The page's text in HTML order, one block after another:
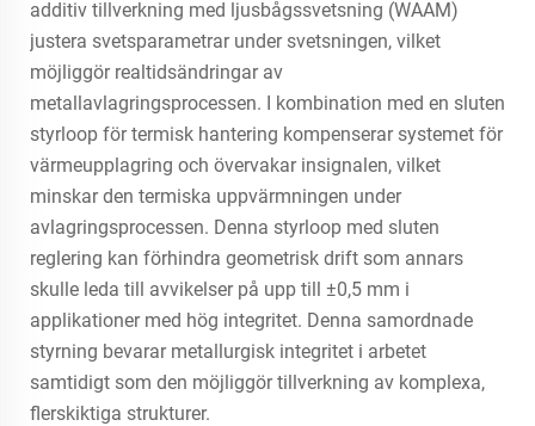
additiv tillverkning med ljusbågssvetsning (WAAM)
justera svetsparametrar under svetsningen, vilket
möjliggör realtidsändringar av
metallavlagringsprocessen. I kombination med en sluten
styrloop för termisk hantering kompenserar systemet för
värmeupplagring och övervakar insignalen, vilket
minskar den termiska uppvärmningen under
avlagringsprocessen. Denna styrloop med sluten
reglering kan förhindra geometrisk drift som annars
skulle leda till avvikelser på upp till ±0,5 mm i
applikationer med hög integritet. Denna samordnade
styrning bevarar metallurgisk integritet i arbetet
samtidigt som den möjliggör tillverkning av komplexa,
flerskiktiga strukturer.